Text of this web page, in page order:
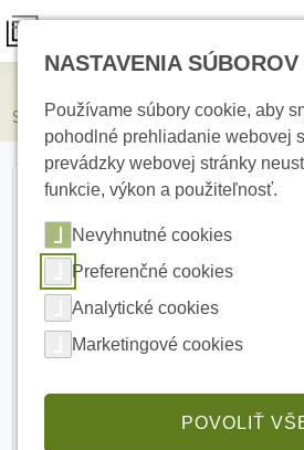
SATEL MGD-300 Bezdrôtový detektor
NASTAVENIA
Používame súbory cookie, aby
pohodlné prehliadanie webovej
prevádzky webovej stránky
funkcie, výkon a použiteľnosť.
Nevyhnutné cookies
Preferenčné cookies
Analytické cookies
Marketingové cookies
POVOLIŤ